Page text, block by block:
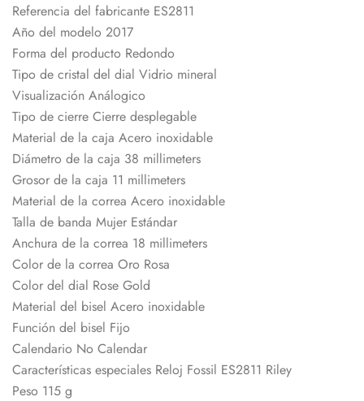
Referencia del fabricante ES2811
Año del modelo 2017
Forma del producto Redondo
Tipo de cristal del dial Vidrio mineral
Visualización Análogico
Tipo de cierre Cierre desplegable
Material de la caja Acero inoxidable
Diámetro de la caja 38 millimeters
Grosor de la caja 11 millimeters
Material de la correa Acero inoxidable
Talla de banda Mujer Estándar
Anchura de la correa 18 millimeters
Color de la correa Oro Rosa
Color del dial Rose Gold
Material del bisel Acero inoxidable
Función del bisel Fijo
Calendario No Calendar
Características especiales Reloj Fossil ES2811 Riley
Peso 115 g